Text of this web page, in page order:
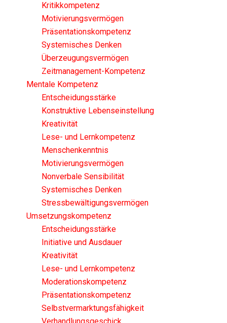
Kritikkompetenz
Motivierungsvermögen
Präsentationskompetenz
Systemisches Denken
Überzeugungsvermögen
Zeitmanagement-Kompetenz
Mentale Kompetenz
Entscheidungsstärke
Konstruktive Lebenseinstellung
Kreativität
Lese- und Lernkompetenz
Menschenkenntnis
Motivierungsvermögen
Nonverbale Sensibilität
Systemisches Denken
Stressbewältigungsvermögen
Umsetzungskompetenz
Entscheidungsstärke
Initiative und Ausdauer
Kreativität
Lese- und Lernkompetenz
Moderationskompetenz
Präsentationskompetenz
Selbstvermarktungsfähigkeit